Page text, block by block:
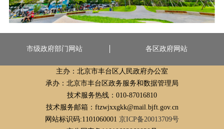
市级政府部门网站 各区政府网站
主办：北京市丰台区人民政府办公室
承办：北京市丰台区政务服务和数据管理局
技术服务热线：010-87016810
技术服务邮箱：ftzwjxxgkk@mail.bjft.gov.cn
网站标识码:1101060001 京ICP备20013709号